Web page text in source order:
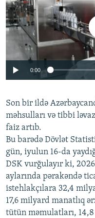
Auto 240p
720p
No media
0:00
Son bir ildə
məhsulları və tibbi
faiz artıb.
Bu barədə Dövlət
gün, iyulun 16-da
DSK vurğulayır ki,
aylarında pərakəndə
istehlakçılara 32,4
17,6 milyard manatlıq
tütün məmulatları,